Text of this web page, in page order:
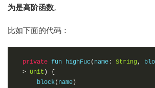
为是高阶函数。
比如下面的代码：
private fun highFuc( name : String,
> Unit )
{
    block
( name)